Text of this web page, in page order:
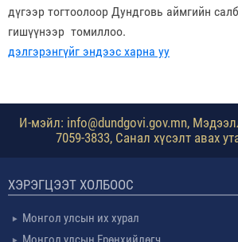
дүгээр тогтоолоор Дундговь аймгийн
гишүүнээр томиллоо.
дэлгэрэнгүйг эндээс харна уу
И-мэйл: info@dundgovi.gov.mn,
7059-3833, Санал хүсэлт авах
ХЭРЭГЦЭЭТ ХОЛБООС
Монгол улсын их хурал